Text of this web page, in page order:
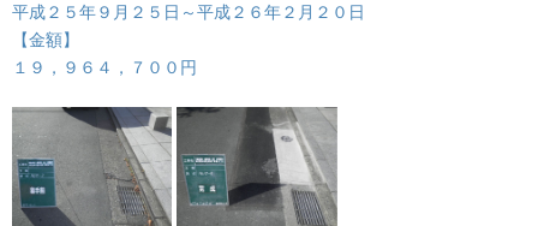
平成２５年９月２５日～平成２６年２月２０日
【金額】
１９，９６４，７００円